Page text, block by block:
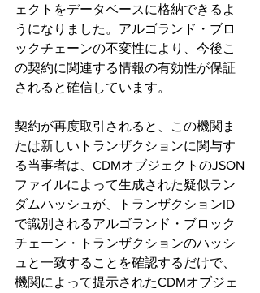
ェクトをデータベースに格納できるよ
うになりました。アルゴランド・ブロ
ックチェーンの不変性により、今後こ
の契約に関連する情報の有効性が保証
されると確信しています。
契約が再度取引されると、この機関ま
たは新しいトランザクションに関与す
る当事者は、CDMオブジェクトのJSON
ファイルによって生成された疑似ラン
ダムハッシュが、トランザクションID
で識別されるアルゴランド・ブロック
チェーン・トランザクションのハッシ
ュと一致することを確認するだけで、
機関によって提示されたCDMオブジェ